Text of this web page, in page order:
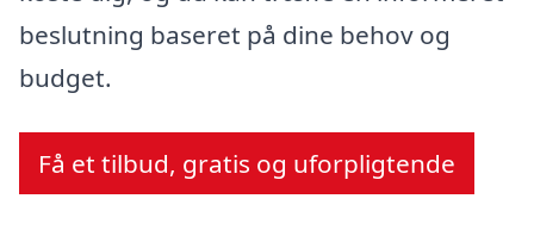
beslutning baseret på dine behov og
budget.
Få et tilbud, gratis og uforpligtende